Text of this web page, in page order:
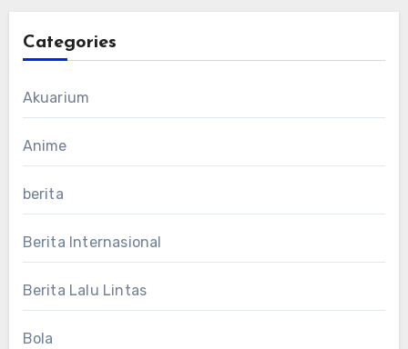
Categories
Akuarium
Anime
berita
Berita Internasional
Berita Lalu Lintas
Bola